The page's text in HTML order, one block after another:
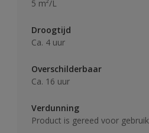
5 m²/L
Droogtijd
Ca. 4 uur
Overschilderbaar
Ca. 16 uur
Verdunning
Product is gereed voor gebruik